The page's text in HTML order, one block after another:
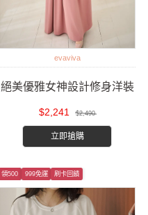
evaviva
絕美優雅女神設計修身洋裝
$2,241 $2,490
立即搶購
領500 999免運 刷卡回饋